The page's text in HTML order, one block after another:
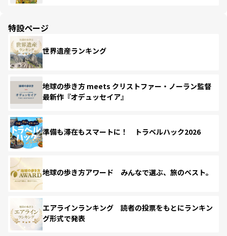
特設ページ
世界遺産ランキング
地球の歩き方 meets クリストファー・ノーラン監督
最新作『オデュッセイア』
準備も滞在もスマートに！ トラベルハック2026
地球の歩き方アワード みんなで選ぶ、旅のベスト。
エアラインランキング 読者の投票をもとにランキン
グ形式で発表